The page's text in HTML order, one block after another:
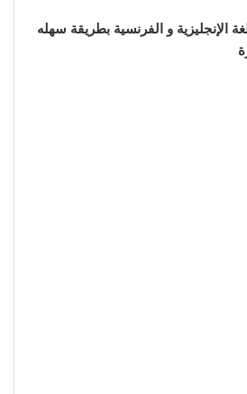
الإنجليزية و الفرنسية بطريقة سهله